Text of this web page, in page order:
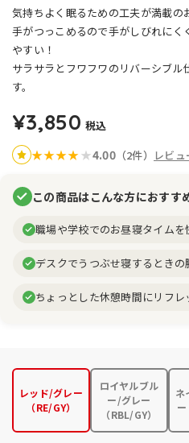
気持ちよく眠るための工夫が満載の
手がつっこめるので手がしびれにく
やすい！
サラサラとフワフワのリバーシブル
す。
¥3,850 税込
★★★★★4.00（2件） レビ
この商品はこんな方におすす
職場や学校でのお昼寝タイム
デスクでうつぶせ寝するとき
ちょっとした休憩時間にリフ
レッド/グレー
（RE/GY）
ロイヤルブル
ー/グレー
（RBL/GY）
ネ
ー